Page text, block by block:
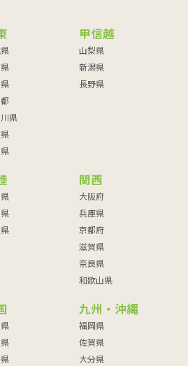
県
甲信越
山梨県
新潟県
長野県
関西
大阪府
兵庫県
京都府
滋賀県
奈良県
和歌山県
九州・沖縄
福岡県
佐賀県
大分県